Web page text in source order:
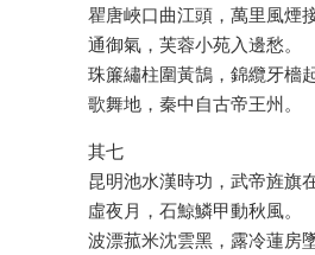
瞿唐峽口曲江頭，萬里風煙
通御氣，芙蓉小苑入邊愁。
珠簾繡柱圍黃鵠，錦纜牙檣
歌舞地，秦中自古帝王州。
其七
昆明池水漢時功，武帝旌旗
虛夜月，石鯨鱗甲動秋風。
波漂菰米沈雲黑，露冷蓮房